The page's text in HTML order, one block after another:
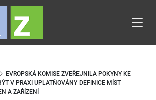
EVROPSKÁ KOMISE ZVEŘEJNILA POKYNY KE
V PRAXI UPLATŇOVÁNY DEFINICE MÍST
A ZAŘÍZENÍ